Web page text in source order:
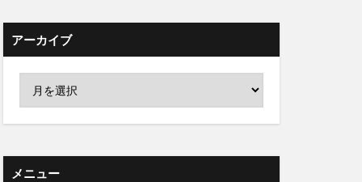
アーカイブ
メニュー